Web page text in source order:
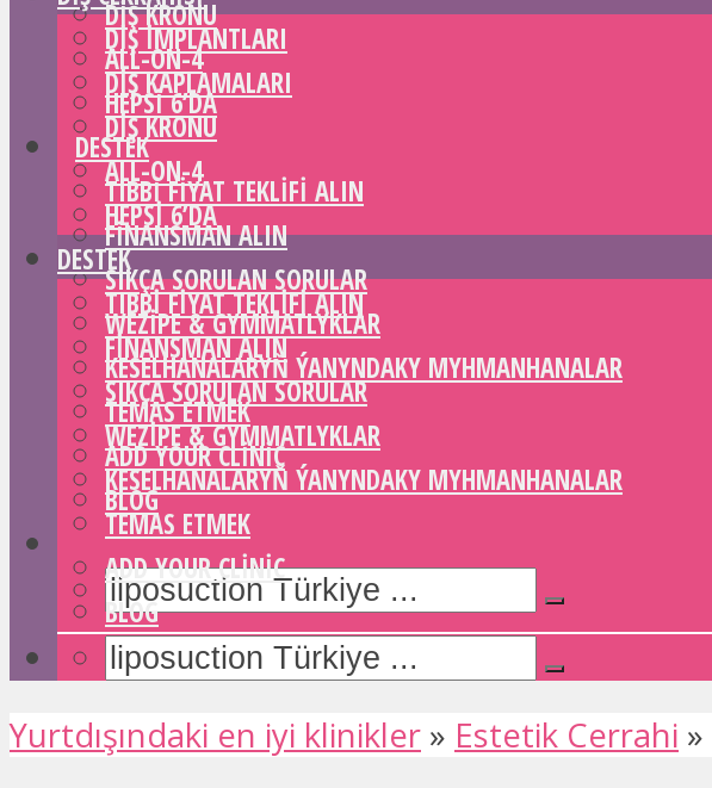
DIŞ KRONU
ALL-ON-4
HEPSI 6’DA
DESTEK
TIBBI FIYAT TEKLIFI ALIN
FINANSMAN ALIN
SIKÇA SORULAN SORULAR
WEZIPE & GYMMATLYKLAR
KESELHANALARYŇ ÝANYNDAKY MYHMANHANALAR
TEMAS ETMEK
ADD YOUR CLINIC
BLOG
DIŞ IMPLANTLARI
DIŞ KAPLAMALARI
DIŞ KRONU
ALL-ON-4
HEPSI 6’DA
DESTEK
TIBBI FIYAT TEKLIFI ALIN
FINANSMAN ALIN
SIKÇA SORULAN SORULAR
WEZIPE & GYMMATLYKLAR
KESELHANALARYŇ ÝANYNDAKY MYHMANHANALAR
TEMAS ETMEK
ADD YOUR CLINIC
BLOG
Yurtdışındaki en iyi klinikler » Estetik Cerrahi »